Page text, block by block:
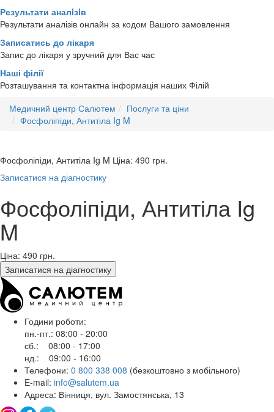
Результати аналiзiв
Результати аналізів онлайн за кодом Вашого замовлення
Записатись до лікаря
Запис до лікаря у зручний для Вас час
Наші філії
Розташування та контактна інформація наших Філій
Медичний центр Салютем
Послуги та ціни
Фосфоліпіди, Антитіла Ig M
Фосфоліпіди, Антитіла Ig M Ціна: 490 грн.
Записатися на діагностику
Фосфоліпіди, Антитіла Ig
M
Ціна: 490 грн.
Записатися на діагностику
Години роботи:
пн.-пт.: 08:00 - 20:00
сб.: 08:00 - 17:00
нд.: 09:00 - 16:00
Телефони: 0 800 338 008 (безкоштовно з мобільного)
E-mail: info@salutem.ua
Адреса: Вінниця, вул. Замостянська, 13